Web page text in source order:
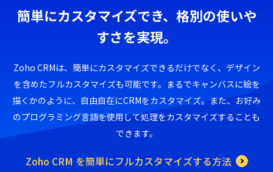
簡単にカスタマイズでき、格別の使いや
すさを実現。
Zoho CRMは、簡単にカスタマイズできるだけでなく、デザイン
を含めたフルカスタマイズも可能です。 まるでキャンバスに絵を
描くかのように、自由自在にCRMをカスタマイズ。 また、お好み
のプログラミング言語を使用して処理をカスタマイズすることも
できます。
Zoho CRM を簡単にフルカスタマイズする方法